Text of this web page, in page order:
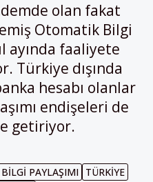
olan fakat
Otomatik Bilgi
ayında faaliyete
Türkiye dışında
hesabı olanlar
endişeleri de
getiriyor.
PAYLAŞIMI TÜRKIYE